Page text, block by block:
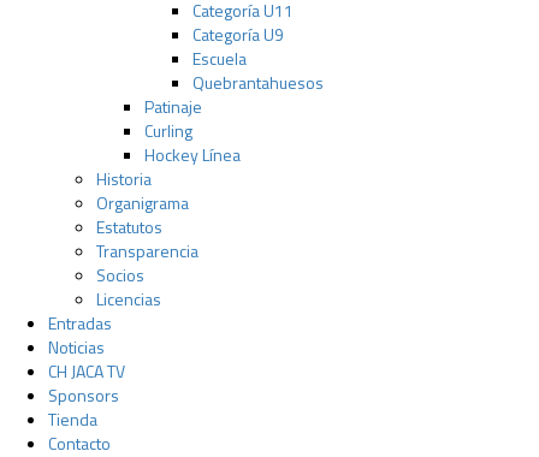
Categoría U11
Categoría U9
Escuela
Quebrantahuesos
Patinaje
Curling
Hockey Línea
Historia
Organigrama
Estatutos
Transparencia
Socios
Licencias
Entradas
Noticias
CH JACA TV
Sponsors
Tienda
Contacto